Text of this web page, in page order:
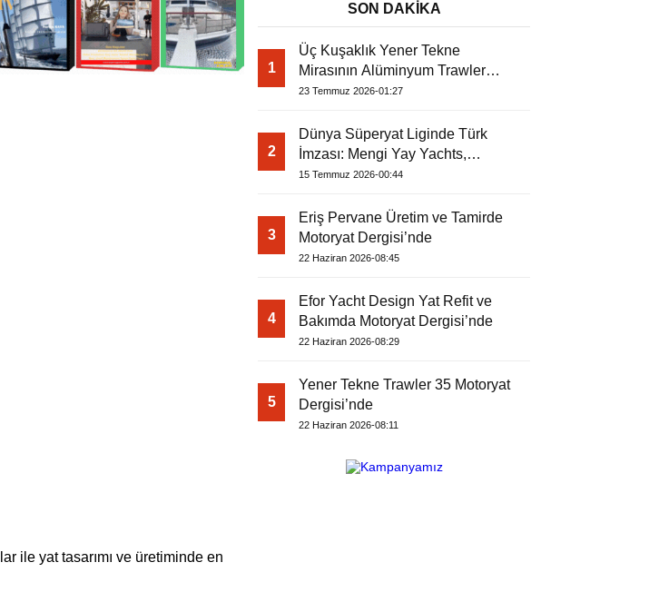
ile yat tasarımı ve üretiminde en
SON DAKİKA
1
Üç Kuşaklık Yener Tekne
Mirasının Alüminyum Trawler
Yorumu
23 Temmuz 2026-01:27
2
Dünya Süperyat Liginde Türk
İmzası: Mengi Yay Yachts,
Amphib II’yi Denize İndirdi
15 Temmuz 2026-00:44
3
Eriş Pervane Üretim ve Tamirde
Motoryat Dergisi’nde
22 Haziran 2026-08:45
4
Efor Yacht Design Yat Refit ve
Bakımda Motoryat Dergisi’nde
22 Haziran 2026-08:29
5
Yener Tekne Trawler 35 Motoryat
Dergisi’nde
22 Haziran 2026-08:11